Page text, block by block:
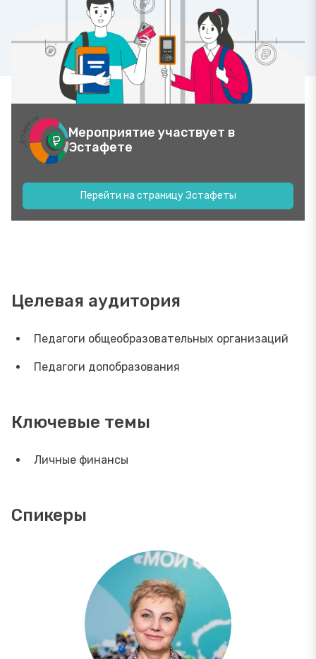
Мероприятие участвует в
Эстафете
Перейти на страницу Эстафеты
Целевая аудитория
Педагоги общеобразовательных организаций
Педагоги допобразования
Ключевые темы
Личные финансы
Спикеры